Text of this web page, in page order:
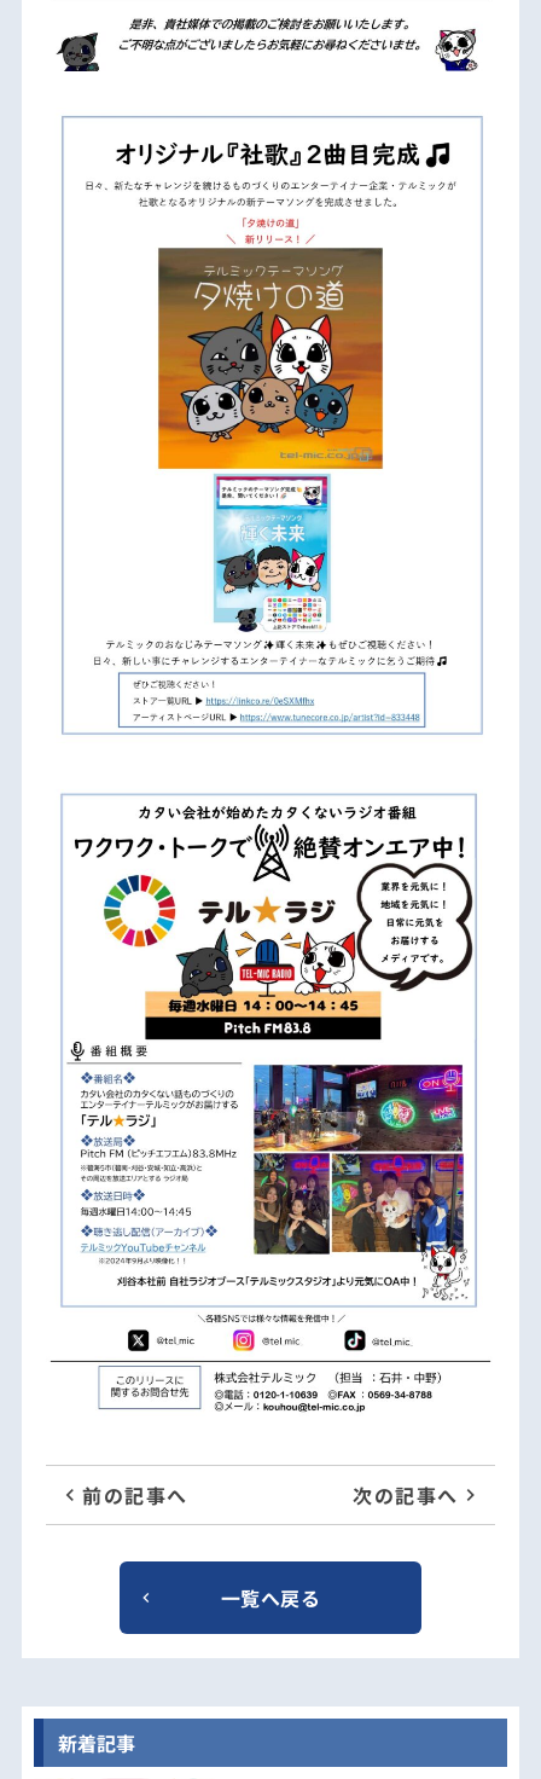
前の記事へ 次の記事へ
一覧へ戻る
新着記事